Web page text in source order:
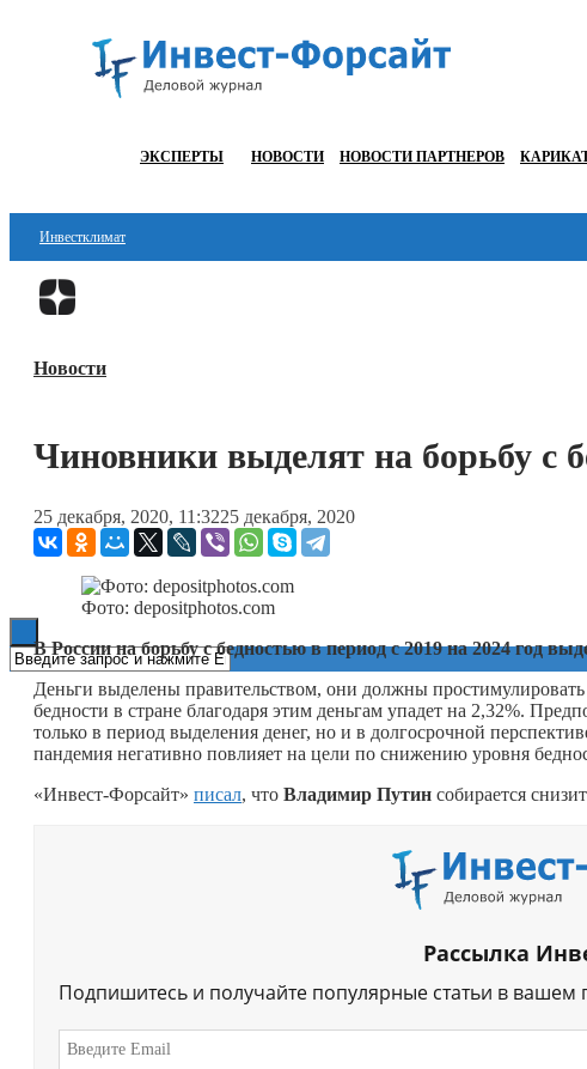
ЭКСПЕРТЫ НОВОСТИ НОВОСТИ ПАРТНЕРОВ
Инвестклимат
Финансы
Блокчейн
ESG
Новости
Чиновники выделят на борьбу с
25 декабря, 2020, 11:3225 декабря, 2020
Фото: depositphotos.com
В России на борьбу с бедностью в период с 2019 на 2024 год
Деньги выделены правительством, они должны
бедности в стране благодаря этим деньгам упадет на 2,32%.
только в период выделения денег, но и в долгосрочной
пандемия негативно повлияет на цели по снижению уровня
«Инвест-Форсайт» писал, что Владимир Путин собирается
Рассылка
Подпишитесь и получайте популярные статьи в вашем